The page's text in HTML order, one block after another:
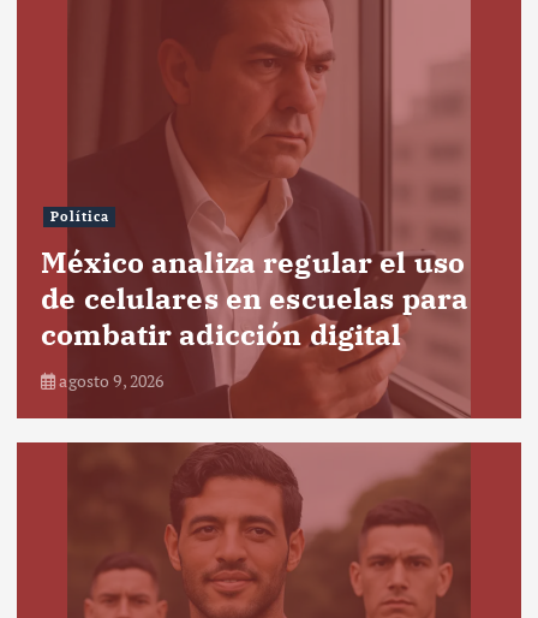
Política
México analiza regular el uso
de celulares en escuelas para
combatir adicción digital
agosto 9, 2026